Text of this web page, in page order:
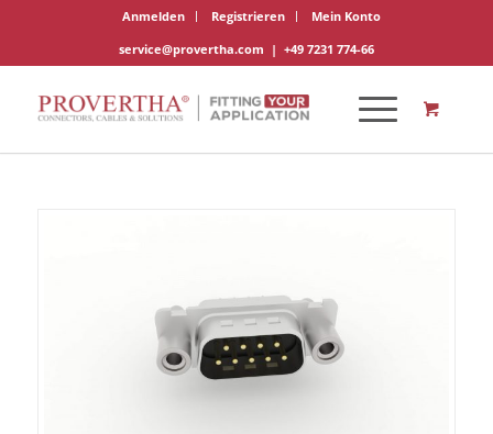
Anmelden Registrieren
Mein Konto
service@provertha.com | +49 7231 774-66